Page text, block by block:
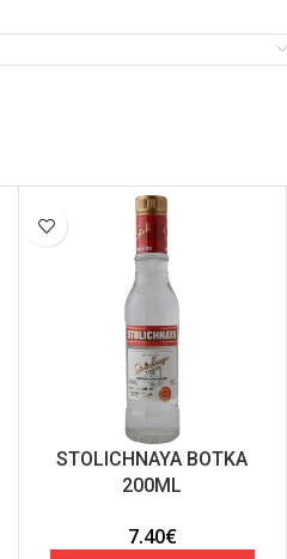
STOLICHNAYA ΒΟΤΚΑ
200ML
7.40€